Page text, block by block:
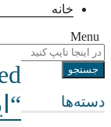
خانه
Menu
دسته‌ها